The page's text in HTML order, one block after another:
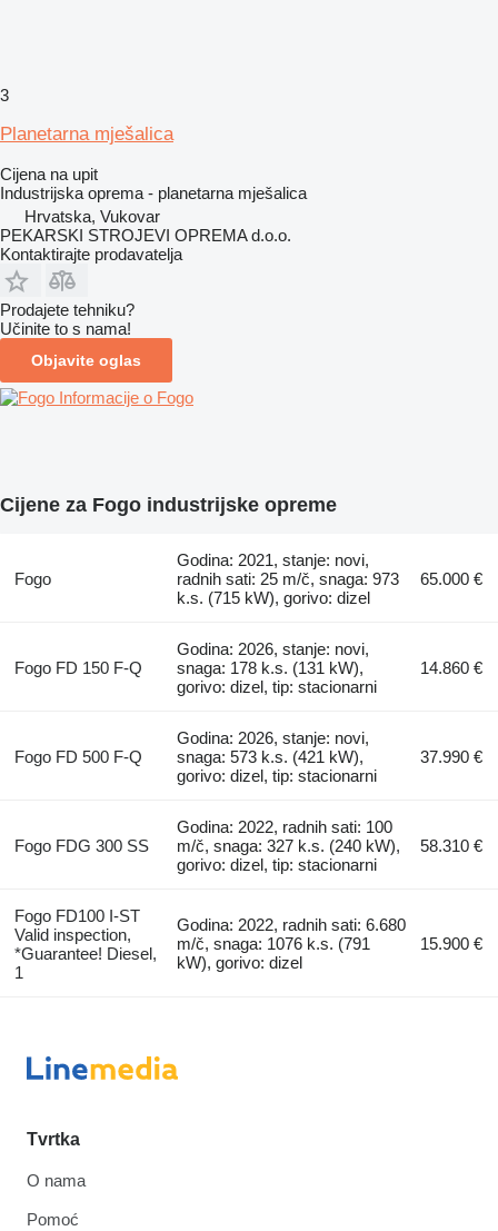
3
Planetarna mješalica
Cijena na upit
Industrijska oprema - planetarna mješalica
Hrvatska, Vukovar
PEKARSKI STROJEVI OPREMA d.o.o.
Kontaktirajte prodavatelja
Prodajete tehniku?
Učinite to s nama!
Objavite oglas
Informacije o Fogo
Cijene za Fogo industrijske opreme
Fogo
Godina: 2021, stanje: novi,
radnih sati: 25 m/č, snaga: 973
k.s. (715 kW), gorivo: dizel
65.000 €
Fogo FD 150 F-Q
Godina: 2026, stanje: novi,
snaga: 178 k.s. (131 kW),
gorivo: dizel, tip: stacionarni
14.860 €
Fogo FD 500 F-Q
Godina: 2026, stanje: novi,
snaga: 573 k.s. (421 kW),
gorivo: dizel, tip: stacionarni
37.990 €
Fogo FDG 300 SS
Godina: 2022, radnih sati: 100
m/č, snaga: 327 k.s. (240 kW),
gorivo: dizel, tip: stacionarni
58.310 €
Fogo FD100 I-ST
Valid inspection,
*Guarantee! Diesel,
1
Godina: 2022, radnih sati: 6.680
m/č, snaga: 1076 k.s. (791
kW), gorivo: dizel
15.900 €
Tvrtka
O nama
Pomoć